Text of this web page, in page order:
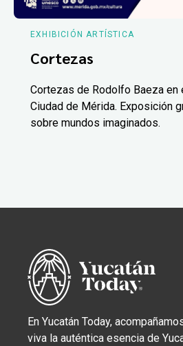
EXHIBICIÓN ARTÍSTICA
Cortezas
Cortezas de Rodolfo Baeza en
Ciudad de Mérida. Exposición
sobre mundos imaginados.
En Yucatán Today,
viva la auténtica esencia de